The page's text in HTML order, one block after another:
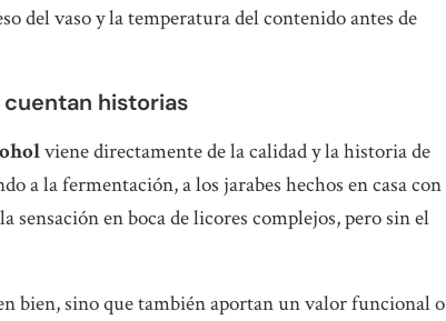
del vaso y la temperatura del contenido antes de
historias
viene directamente de la calidad y la historia de
a la fermentación, a los jarabes hechos en casa con
sensación en boca de licores complejos, pero sin el
bien, sino que también aportan un valor funcional o